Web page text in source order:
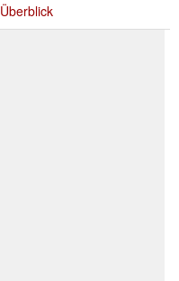
Überblick